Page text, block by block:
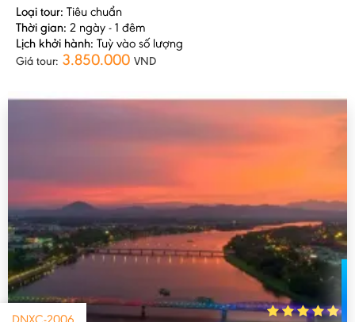
Loại tour: Tiêu chuẩn
Thời gian: 2 ngày - 1 đêm
Lịch khởi hành: Tuỳ vào số lượng
Giá tour: 3.850.000 VND